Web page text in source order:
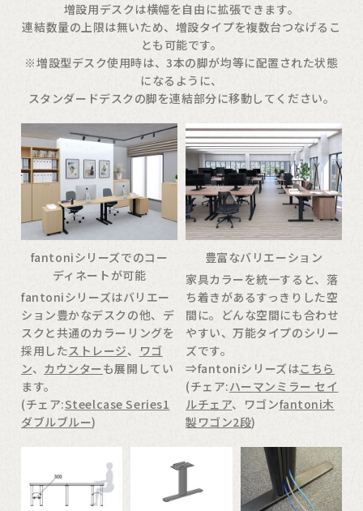
増設用デスクは横幅を自由に拡張できます。
連結数量の上限は無いため、増設タイプを複数台つなげるこ
とも可能です。
※増設型デスク使用時は、3本の脚が均等に配置された状態
になるように、
スタンダードデスクの脚を連結部分に移動してください。
fantoniシリーズでのコー
ディネートが可能
fantoniシリーズはバリエー
ション豊かなデスクの他、デ
スクと共通のカラーリングを
採用したストレージ、 ワゴ
ン、 カウンターも展開してい
ます。
(チェア:Steelcase Series1
ダブルブルー)
豊富なバリエーション
家具カラーを統一すると、落
ち着きがあるすっきりした空
間に。どんな空間にも合わせ
やすい、万能タイプのシリー
ズです。
⇒fantoniシリーズはこちら
(チェア:ハーマンミラー セイ
ルチェア、ワゴンfantoni木
製ワゴン2段)